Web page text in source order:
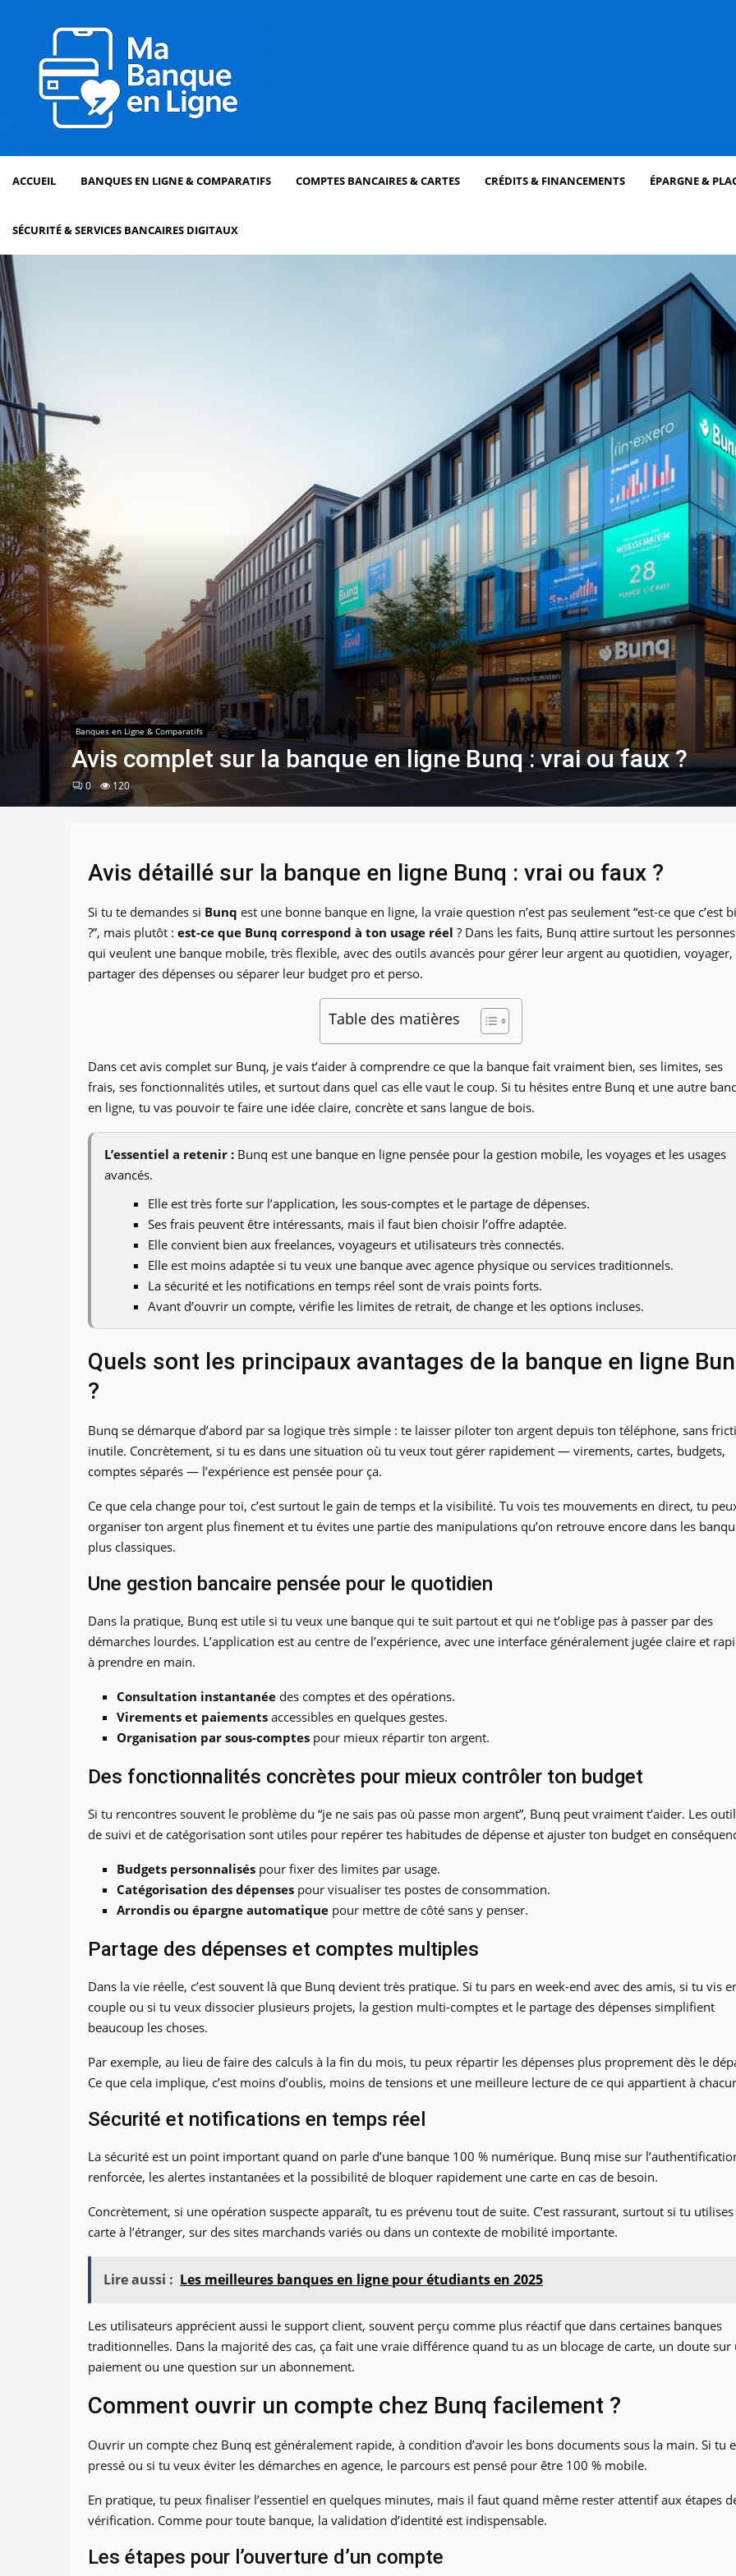
ACCUEIL BANQUES EN LIGNE & COMPARATIFS COMPTES BANCAIRES & CARTES CRÉDITS & FINANCEMENTS ÉPARGNE &
SÉCURITÉ & SERVICES BANCAIRES DIGITAUX
Banques en Ligne & Comparatifs
Avis complet sur la banque en ligne Bunq : vrai ou faux ?
0 120
Avis détaillé sur la banque en ligne Bunq : vrai ou faux ?
Si tu te demandes si Bunq est une bonne banque en ligne, la vraie question n’est pas seulement “est-ce que c’est
?”, mais plutôt : est-ce que Bunq correspond à ton usage réel ? Dans les faits, Bunq attire surtout les personnes
qui veulent une banque mobile, très flexible, avec des outils avancés pour gérer leur argent au quotidien, voyager,
partager des dépenses ou séparer leur budget pro et perso.
Table des matières
Dans cet avis complet sur Bunq, je vais t’aider à comprendre ce que la banque fait vraiment bien, ses limites, ses
frais, ses fonctionnalités utiles, et surtout dans quel cas elle vaut le coup. Si tu hésites entre Bunq et une autre
en ligne, tu vas pouvoir te faire une idée claire, concrète et sans langue de bois.
L’essentiel a retenir : Bunq est une banque en ligne pensée pour la gestion mobile, les voyages et les usages
avancés.
Elle est très forte sur l’application, les sous-comptes et le partage de dépenses.
Ses frais peuvent être intéressants, mais il faut bien choisir l’offre adaptée.
Elle convient bien aux freelances, voyageurs et utilisateurs très connectés.
Elle est moins adaptée si tu veux une banque avec agence physique ou services traditionnels.
La sécurité et les notifications en temps réel sont de vrais points forts.
Avant d’ouvrir un compte, vérifie les limites de retrait, de change et les options incluses.
Quels sont les principaux avantages de la banque en ligne
?
Bunq se démarque d’abord par sa logique très simple : te laisser piloter ton argent depuis ton téléphone, sans
inutile. Concrètement, si tu es dans une situation où tu veux tout gérer rapidement — virements, cartes, budgets,
comptes séparés — l’expérience est pensée pour ça.
Ce que cela change pour toi, c’est surtout le gain de temps et la visibilité. Tu vois tes mouvements en direct, tu
organiser ton argent plus finement et tu évites une partie des manipulations qu’on retrouve encore dans les
plus classiques.
Une gestion bancaire pensée pour le quotidien
Dans la pratique, Bunq est utile si tu veux une banque qui te suit partout et qui ne t’oblige pas à passer par des
démarches lourdes. L’application est au centre de l’expérience, avec une interface généralement jugée claire et
à prendre en main.
Consultation instantanée des comptes et des opérations.
Virements et paiements accessibles en quelques gestes.
Organisation par sous-comptes pour mieux répartir ton argent.
Des fonctionnalités concrètes pour mieux contrôler ton budget
Si tu rencontres souvent le problème du “je ne sais pas où passe mon argent”, Bunq peut vraiment t’aider. Les
de suivi et de catégorisation sont utiles pour repérer tes habitudes de dépense et ajuster ton budget en
Budgets personnalisés pour fixer des limites par usage.
Catégorisation des dépenses pour visualiser tes postes de consommation.
Arrondis ou épargne automatique pour mettre de côté sans y penser.
Partage des dépenses et comptes multiples
Dans la vie réelle, c’est souvent là que Bunq devient très pratique. Si tu pars en week-end avec des amis, si tu vis
couple ou si tu veux dissocier plusieurs projets, la gestion multi-comptes et le partage des dépenses simplifient
beaucoup les choses.
Par exemple, au lieu de faire des calculs à la fin du mois, tu peux répartir les dépenses plus proprement dès le
Ce que cela implique, c’est moins d’oublis, moins de tensions et une meilleure lecture de ce qui appartient à
Sécurité et notifications en temps réel
La sécurité est un point important quand on parle d’une banque 100 % numérique. Bunq mise sur
renforcée, les alertes instantanées et la possibilité de bloquer rapidement une carte en cas de besoin.
Concrètement, si une opération suspecte apparaît, tu es prévenu tout de suite. C’est rassurant, surtout si tu
carte à l’étranger, sur des sites marchands variés ou dans un contexte de mobilité importante.
Lire aussi : Les meilleures banques en ligne pour étudiants en 2025
Les utilisateurs apprécient aussi le support client, souvent perçu comme plus réactif que dans certaines banques
traditionnelles. Dans la majorité des cas, ça fait une vraie différence quand tu as un blocage de carte, un doute sur
paiement ou une question sur un abonnement.
Comment ouvrir un compte chez Bunq facilement ?
Ouvrir un compte chez Bunq est généralement rapide, à condition d’avoir les bons documents sous la main. Si tu
pressé ou si tu veux éviter les démarches en agence, le parcours est pensé pour être 100 % mobile.
En pratique, tu peux finaliser l’essentiel en quelques minutes, mais il faut quand même rester attentif aux étapes
vérification. Comme pour toute banque, la validation d’identité est indispensable.
Les étapes pour l’ouverture d’un compte